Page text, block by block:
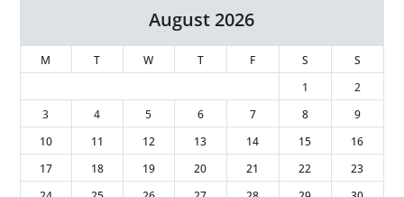
August 2026
M T W T F S
S
1
2
3
4 5 6 7 8
9
10
11 12 13 14 15
16
17
18 19 20 21 22
23